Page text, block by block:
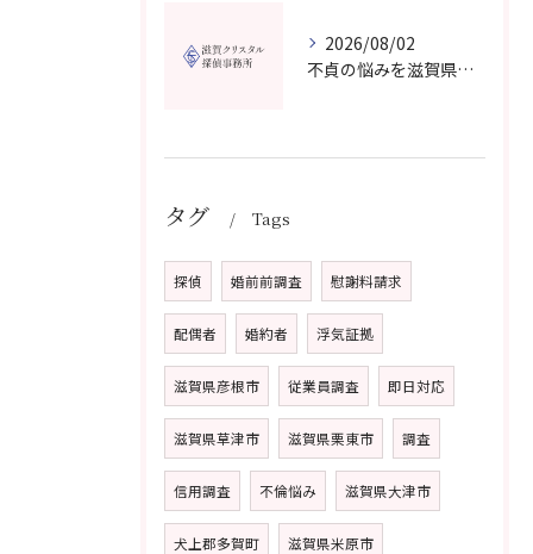
2026/08/02
不貞の悩みを滋賀県大津市の探偵事務所で無料相談し納得できる解決策を見つける方法
タグ Tags
探偵 婚前前調査 慰謝料請求
配偶者 婚約者 浮気証拠
滋賀県彦根市 従業員調査 即日対応
滋賀県草津市 滋賀県栗東市 調査
信用調査 不倫悩み 滋賀県大津市
犬上郡多賀町 滋賀県米原市